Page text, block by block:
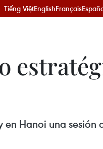
Tiếng ViệtEnglishFrançais
en Hanoi una sesión